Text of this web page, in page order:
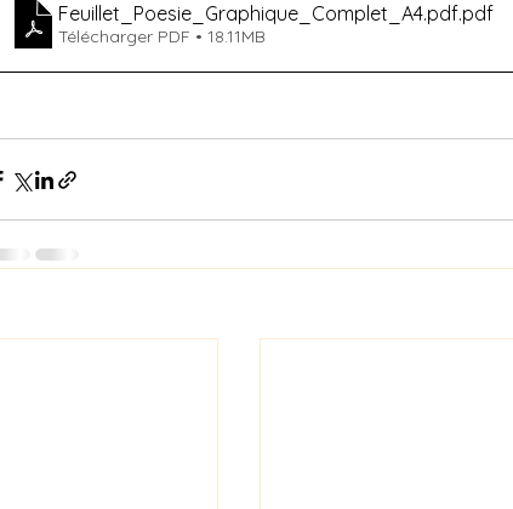
Feuillet_Poesie_Graphique_Complet_A4.pdf.pdf
Télécharger PDF • 18.11MB